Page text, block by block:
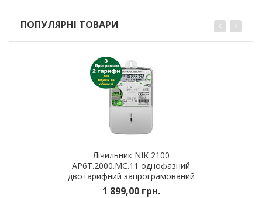
ПОПУЛЯРНІ ТОВАРИ
Лічильник NIK 2100
AP6T.2000.МС.11 однофазний
двотарифний запрограмований
(Одеська обл) (день-ніч)
1 899,00 грн.